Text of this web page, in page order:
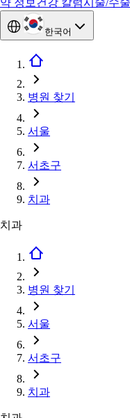
약 정보 건강 칼럼시술/수
한국어
병원 찾기
서울
서초구
치과
치과
병원 찾기
서울
서초구
치과